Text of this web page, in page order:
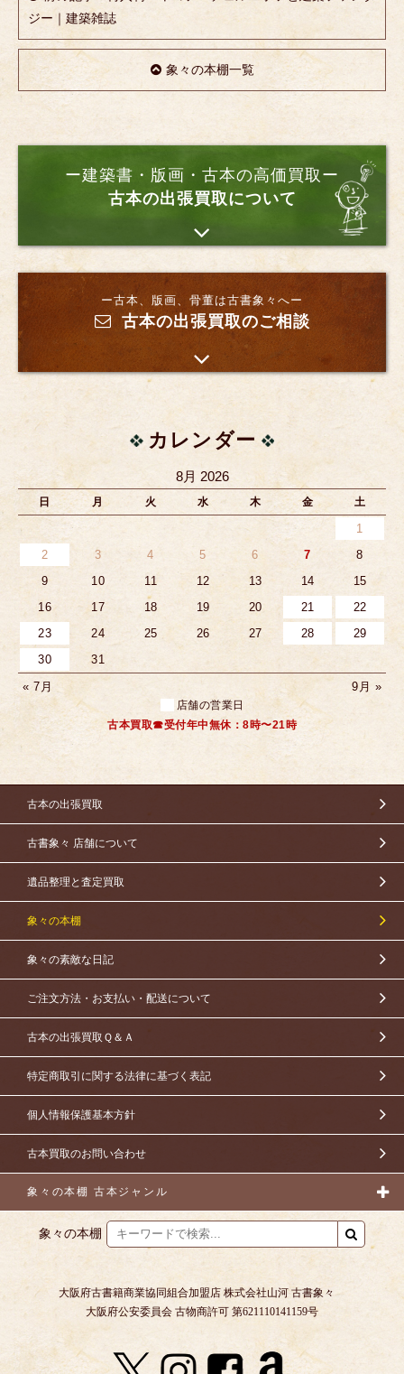
ジー｜建築雑誌
象々の本棚一覧
ー建築書・版画・古本の高価買取ー
古本の出張買取について
ー古本、版画、骨董は古書象々へー
古本の出張買取のご相談
カレンダー
8月 2026
日 月 火 水 木 金 土
1
2
3 4 5 6 7
8
9
10 11 12 13 14
15
16
17 18 19 20 21
22
23
24 25 26 27 28
29
30
31
« 7月
9月 »
店舗の営業日
古本買取☎受付年中無休：8時〜21時
古本の出張買取
古書象々 店舗について
遺品整理と査定買取
象々の本棚
象々の素敵な日記
ご注文方法・お支払い・配送について
古本の出張買取Ｑ＆Ａ
特定商取引に関する法律に基づく表記
個人情報保護基本方針
古本買取のお問い合わせ
象々の本棚 古本ジャンル
象々の本棚
大阪府古書籍商業協同組合加盟店 株式会社山河 古書象々
大阪府公安委員会 古物商許可 第621110141159号